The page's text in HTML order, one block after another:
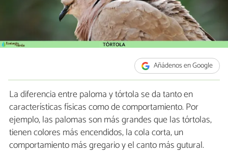
Añádenos en Google
La diferencia entre paloma y tórtola se da tanto en
características físicas como de comportamiento. Por
ejemplo, las palomas son más grandes que las tórtolas,
tienen colores más encendidos, la cola corta, un
comportamiento más gregario y el canto más gutural.